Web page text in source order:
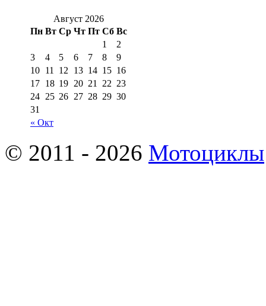
Август 2026
Пн Вт Ср Чт Пт Сб Вс
« Окт
1
2
3
4 5 6 7 8
9
10 11 12 13 14 15 16
17 18 19 20 21 22 23
24 25 26 27 28 29 30
31
© 2011 - 2026 Мотоциклы